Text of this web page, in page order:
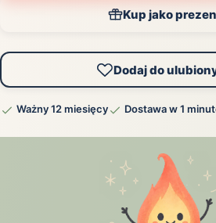
Kup jako
Dodaj do
Ważny 12 miesięcy Dostawa w 1